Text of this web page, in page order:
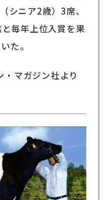
シニア2歳）3席、
毎年上位入賞を果
た。
マガジン社より